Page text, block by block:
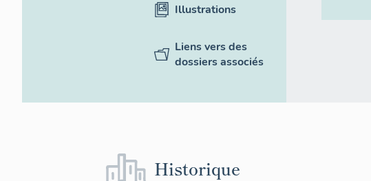
Illustrations
Liens vers des
dossiers associés
Historique